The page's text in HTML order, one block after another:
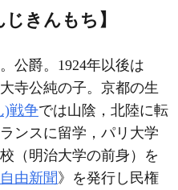
きんもち】
公爵。1924年以後は
寺公純の子。京都の生
)戦争では山陰，北陸に転
ンスに留学，パリ大学
（明治大学の前身）を
由新聞 》を発行し民権